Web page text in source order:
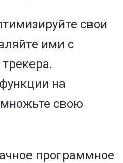
свои
ими с
на
свою
программное